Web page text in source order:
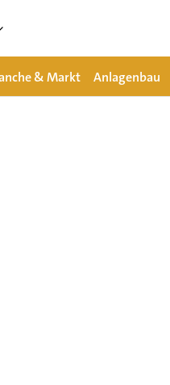
& Markt Anlagenbau